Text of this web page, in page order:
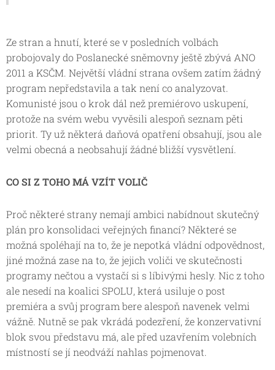
Ze stran a hnutí, které se v posledních volbách
probojovaly do Poslanecké sněmovny ještě zbývá ANO
2011 a KSČM. Největší vládní strana ovšem zatím žádný
program nepředstavila a tak není co analyzovat.
Komunisté jsou o krok dál než premiérovo uskupení,
protože na svém webu vyvěsili alespoň seznam pěti
priorit. Ty už některá daňová opatření obsahují, jsou ale
velmi obecná a neobsahují žádné bližší vysvětlení.
CO SI Z TOHO MÁ VZÍT VOLIČ
Proč některé strany nemají ambici nabídnout skutečný
plán pro konsolidaci veřejných financí? Některé se
možná spoléhají na to, že je nepotká vládní odpovědnost,
jiné možná zase na to, že jejich voliči ve skutečnosti
programy nečtou a vystačí si s líbivými hesly. Nic z toho
ale nesedí na koalici SPOLU, která usiluje o post
premiéra a svůj program bere alespoň navenek velmi
vážně. Nutně se pak vkrádá podezření, že konzervativní
blok svou představu má, ale před uzavřením volebních
místností se jí neodváží nahlas pojmenovat.